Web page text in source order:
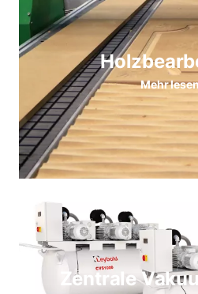
Mehr
Zentrale